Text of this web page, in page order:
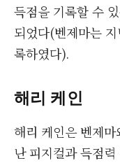
득점을 기록할 수
되었다(벤제마는
록하였다).
해리 케인
해리 케인은 벤제
난 피지컬과 득점